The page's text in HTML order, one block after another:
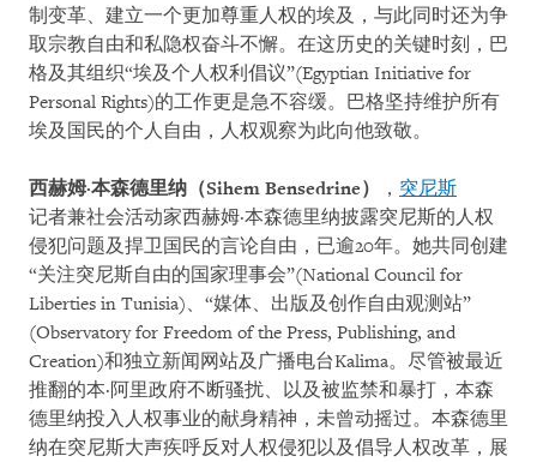
制变革、建立一个更加尊重人权的埃及，与此同时还为争
取宗教自由和私隐权奋斗不懈。在这历史的关键时刻，巴
格及其组织“埃及个人权利倡议”(Egyptian Initiative for
Personal Rights)的工作更是急不容缓。巴格坚持维护所有
埃及国民的个人自由，人权观察为此向他致敬。
西赫姆·本森德里纳（Sihem Bensedrine） ， 突尼斯
记者兼社会活动家西赫姆·本森德里纳披露突尼斯的人权
侵犯问题及捍卫国民的言论自由，已逾20年。她共同创建
“关注突尼斯自由的国家理事会”(National Council for
Liberties in Tunisia)、“媒体、出版及创作自由观测站”
(Observatory for Freedom of the Press, Publishing, and
Creation)和独立新闻网站及广播电台Kalima。尽管被最近
推翻的本·阿里政府不断骚扰、以及被监禁和暴打，本森
德里纳投入人权事业的献身精神，未曾动摇过。本森德里
纳在突尼斯大声疾呼反对人权侵犯以及倡导人权改革，展